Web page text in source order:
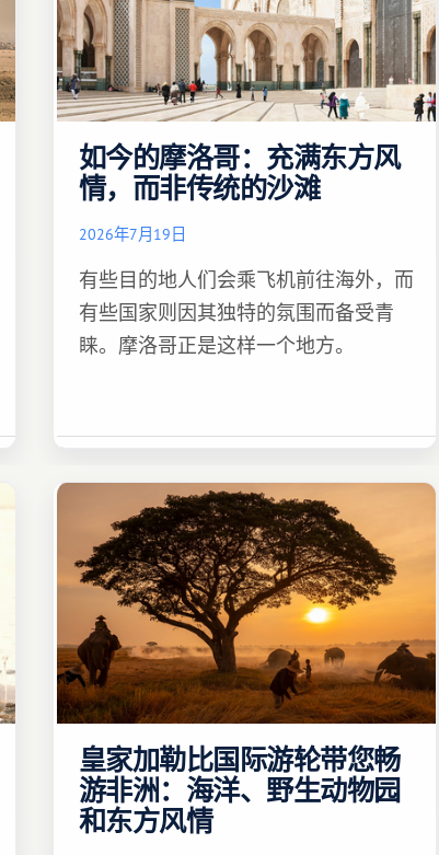
如今的摩洛哥：充满东方风
情，而非传统的沙滩
2026年7月19日
有些目的地人们会乘飞机前往海外，而
有些国家则因其独特的氛围而备受青
睐。摩洛哥正是这样一个地方。
皇家加勒比国际游轮带您畅
游非洲：海洋、野生动物园
和东方风情